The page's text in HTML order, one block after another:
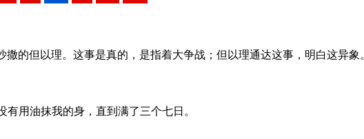
的但以理。这事是真的，是指着大争战；但以理通达这事，明白这异象。
用油抹我的身，直到满了三个七日。